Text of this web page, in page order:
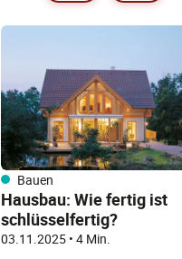
Bauen
Hausbau: Wie fertig ist
schlüsselfertig?
03.11.2025 • 4 Min.